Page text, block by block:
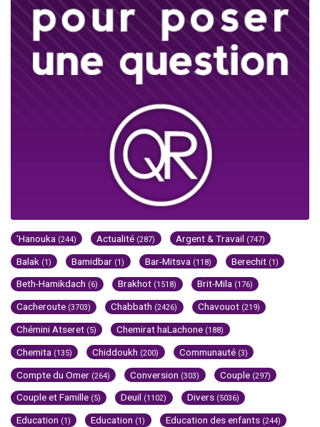
'Hanouka (244) Actualité (287) Argent & Travail (747)
Balak (1) Bamidbar (1) Bar-Mitsva (118) Berechit (1)
Beth-Hamikdach (6) Brakhot (1518) Brit-Mila (176)
Cacheroute (3703) Chabbath (2426) Chavouot (219)
Chémini Atseret (5) Chemirat haLachone (188)
Chemita (135) Chiddoukh (200) Communauté (3)
Compte du Omer (264) Conversion (303) Couple (297)
Couple et Famille (5) Deuil (1102) Divers (5036)
Education (1) Education (1) Education des enfants (244)